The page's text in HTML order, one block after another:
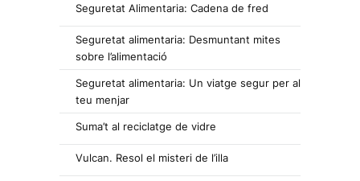
Seguretat Alimentaria: Cadena de fred
Seguretat alimentaria: Desmuntant mites
sobre l’alimentació
Seguretat alimentaria: Un viatge segur per al
teu menjar
Suma’t al reciclatge de vidre
Vulcan. Resol el misteri de l’illa